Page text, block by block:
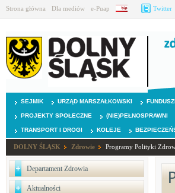
Strona główna Dla mediów e-Puap BIP Twitter
SEJMIK URZĄD MARSZAŁKOWSKI
PROJEKTY SPOŁECZNE (NIE)PEŁNOSPRAWNI
TRANSPORT I DROGI KOLEJE
DOLNY ŚLĄSK Zdrowie Programy Polityki
Departament Zdrowia
Aktualności